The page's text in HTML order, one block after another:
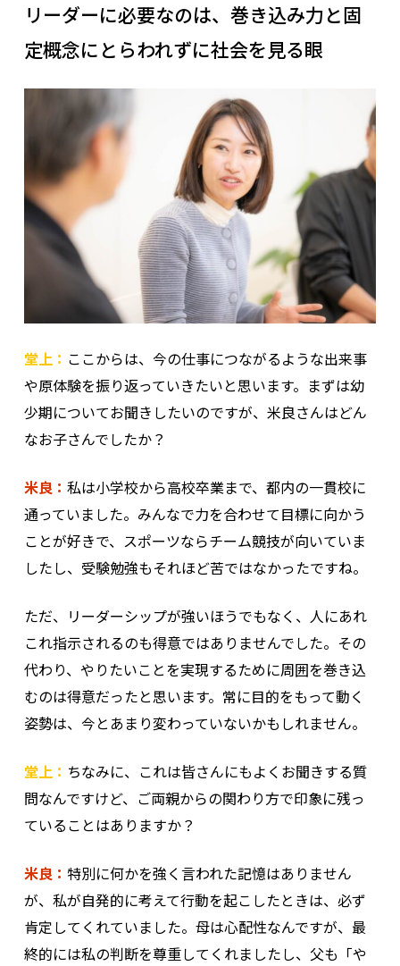
リーダーに必要なのは、巻き込み力と固
定概念にとらわれずに社会を見る眼
堂上： ここからは、今の仕事につながるような出来事
や原体験を振り返っていきたいと思います。まずは幼
少期についてお聞きしたいのですが、米良さんはどん
なお子さんでしたか？
米良： 私は小学校から高校卒業まで、都内の一貫校に
通っていました。みんなで力を合わせて目標に向かう
ことが好きで、スポーツならチーム競技が向いていま
したし、受験勉強もそれほど苦ではなかったですね。
ただ、リーダーシップが強いほうでもなく、人にあれ
これ指示されるのも得意ではありませんでした。その
代わり、やりたいことを実現するために周囲を巻き込
むのは得意だったと思います。常に目的をもって動く
姿勢は、今とあまり変わっていないかもしれません。
堂上： ちなみに、これは皆さんにもよくお聞きする質
問なんですけど、ご両親からの関わり方で印象に残っ
ていることはありますか？
米良： 特別に何かを強く言われた記憶はありません
が、私が自発的に考えて行動を起こしたときは、必ず
肯定してくれていました。母は心配性なんですが、最
終的には私の判断を尊重してくれましたし、父も「や